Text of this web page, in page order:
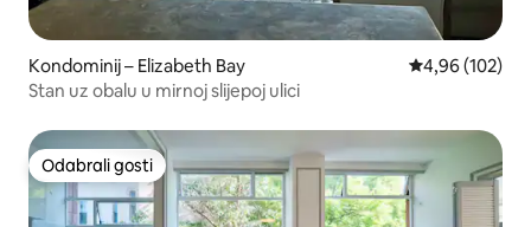
Kondominij – Elizabeth Bay Prosječna
4,96 (102)
Stan uz obalu u mirnoj slijepoj ulici
Odabrali gosti
Odabrali gosti